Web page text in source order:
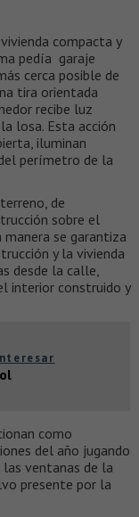
compacta y
pedía garaje
cerca posible de
tira orientada
recibe luz
losa. Esta acción
iluminan
perímetro de la
de
sobre el
se garantiza
y la vivienda
desde la calle,
interior construido y
como
del año jugando
ventanas de la
presente por la